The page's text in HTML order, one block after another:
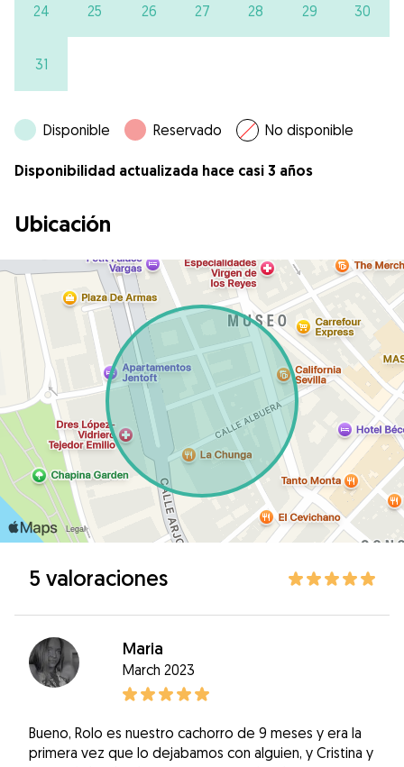
24 25 26 27 28 29 30
31
Disponible Reservado No disponible
Disponibilidad actualizada hace casi 3 años
Ubicación
5 valoraciones
Maria
March 2023
Bueno, Rolo es nuestro cachorro de 9 meses y era la
primera vez que lo dejabamos con alguien, y Cristina y